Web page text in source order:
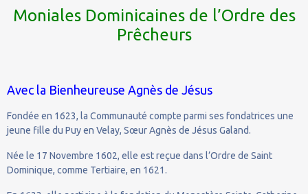
Moniales Dominicaines de l’Ordre des
Prêcheurs
Avec la Bienheureuse Agnès de Jésus
Fondée en 1623, la Communauté compte parmi ses fondatrices une
jeune fille du Puy en Velay, Sœur Agnès de Jésus Galand.
Née le 17 Novembre 1602, elle est reçue dans l’Ordre de Saint
Dominique, comme Tertiaire, en 1621.